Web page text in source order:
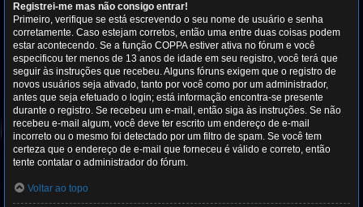
Registrei-me mas não consigo entrar!
Primeiro, verifique se está escrevendo o seu nome de usuário e senha
corretamente. Caso estejam corretos, então uma entre duas coisas podem
estar acontecendo. Se a função COPPA estiver ativa no fórum e você
especificou ter menos de 13 anos de idade em seu registro, você terá que
seguir às instruções que recebeu. Alguns fóruns exigem que o registro de
novos usuários seja ativado, tanto por você como por um administrador,
antes que seja efetuado o login; está informação encontra-se presente
durante o registro. Se recebeu um e-mail, então siga às instruções. Se não
recebeu e-mail algum, você deve ter escrito um endereço de e-mail
incorreto ou o mesmo foi detectado por um filtro de spam. Se você tem
certeza que o endereço de e-mail que forneceu é válido e correto, então
tente contatar o administrador do fórum.
Voltar ao topo